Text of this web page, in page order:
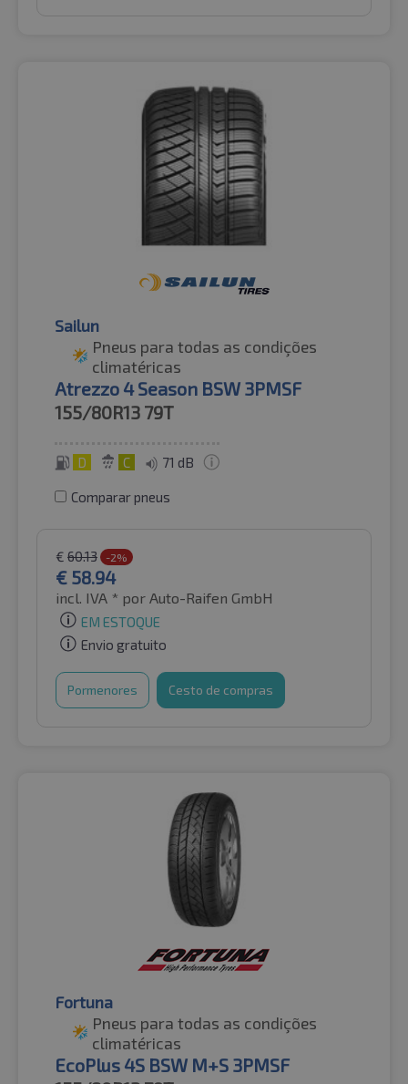
Sailun
Pneus para todas as condições
climatéricas
Atrezzo 4 Season BSW 3PMSF
155/80R13 79T
D C 71 dB
Comparar pneus
€ 60.13 -2%
€ 58.94
incl. IVA * por Auto-Raifen GmbH
EM ESTOQUE
Envio gratuito
Pormenores Cesto de compras
Fortuna
Pneus para todas as condições
climatéricas
EcoPlus 4S BSW M+S 3PMSF